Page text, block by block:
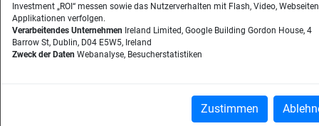
Investment „ROI“ messen sowie das Nutzerverhalten mit Flash, Video,
Applikationen verfolgen.
Verarbeitendes Unternehmen Ireland Limited, Google Building Gordon House, 4
Barrow St, Dublin, D04 E5W5, Ireland
Zweck der Daten Webanalyse, Besucherstatistiken
Zustimmen